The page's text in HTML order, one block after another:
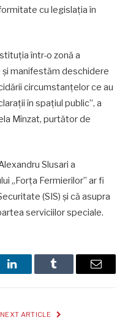
cu legislația în
într-o zonă a
manifestăm deschidere
circumstanțelor ce au
în spațiul public”, a
Mînzat, purtător de
Slusari a
„Forța Fermierilor” ar fi
(SIS) și că asupra
serviciilor speciale.
LinkedInTumblr Email
NEXT ARTICLE